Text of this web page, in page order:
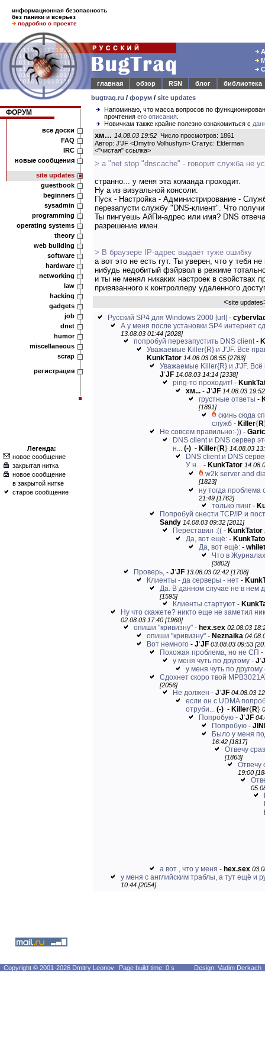
информационная безопасность
без паники и всерьез
подробно о проекте
главная
обзор RSN блог
библиотека
bugtraq.ru / форум / site updates
ФОРУМ
все доски
FAQ
IRC
новые сообщения
site updates
guestbook
beginners
sysadmin
programming
operating systems
theory
web building
software
hardware
networking
law
hacking
gadgets
job
dnet
humor
miscellaneous
scrap
регистрация
Легенда:
новое сообщение
закрытая нитка
новое сообщение
в закрытой нитке
старое сообщение
Напоминаю, что масса вопросов по
прочтения его описания
Новичкам также крайне полезно ознакомиться с
хм... 14.08.03 19:52 Число просмотров: 1861
Автор: J'JF <Dmytro Volhushyn> Статус: Elderman
<"чистая" ссылка>
> а "net stop "dnscache" - говорит служба не
странно... у меня эта команда проходит.
Ну а из визуальной консоли:
Пуск - Настройка - Администрирование -
перезапусти службу "DNS-клиент". Что
Ты пингуешь АйПи-адрес или имя? DNS
разрешение имен.
> В браузере IP-адрес выдаёт туже ошибку
а вот это не есть гут. Ты уверен, что у тебя
нибудь недобитый фэйрвол в режиме
и ты не менял никаких настроек в свойствах
привязанного к контроллеру удаленного
<site updates
Русский SP4 для Windows 2000 [url] -
А у меня после установки SP4 интернет
13.08.03 01:44 [2028]
попробуй перезапустить DNS client-
Уважаемые Killer{R} и J'JF. Всё
KunkTator 14.08.03 08:55 [2783]
Уважаемые Killer{R} и J'JF. Всё
J'JF 14.08.03 14:14 [2338]
ping-то проходит! -
хм... - J'JF 14.08.03
грустные ответы -
[1891]
скинь сюда
служб - Killer{R
Не совсем правильно:-)) -
DNS client и DNS сервер
н... (-) - Killer{R} 14.08.03
DNS client и DNS
У н... - KunkTator
w2k server and
[1823]
ну тогда проблема
21:49 [1762]
только пинг -
Попробуй снести TCP/IP и
Sandy 14.08.03 09:32 [2011]
Переставил :(( - KunkTator
Да, вот ещё: -
Да, вот ещё: -
Что в Журналах
[3802]
Проверь, - J'JF 13.08.03 02:42 [1708]
Клиенты - да серверы - нет -
Да. В данном случае не в нем
[1595]
Клиенты стартуют -
Ну что скажете? никто еще не заметил
02.08.03 17:40 [1960]
опиши "кривизну" - hex.sex 02.08.03
опиши "кривизну" - Neznaika
Вот немного - J'JF 03.08.03 09:53
Похожая проблема, но не СП -
у меня чуть по другому - J'
у меня чуть по другому
Сдохнет скоро твой
[2056]
Не должен - J'JF 04.08.03
если он с UDMA
отруби... (-) - Killer{R}
Попробую - J'JF
Попробую -
Было у меня
16:42 [1817]
Отвечу
[1863]
Отвечу
19:00
а вот , что у меня - hex.sex
у меня с английским траблы, а тут ещё и
10:44 [2054]
Copyright © 2001-2026 Dmitry Leonov Page build time: 0 s Design: Vadim Derkach